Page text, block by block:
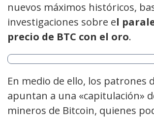
nuevos máximos históricos,
investigaciones sobre el
precio de BTC con el oro.
En medio de ello, los patrones
apuntan a una «capitulación»
mineros de Bitcoin, quienes